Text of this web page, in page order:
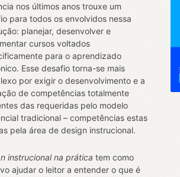
nos últimos anos trouxe um
para todos os envolvidos nessa
planejar, desenvolver e
cursos voltados
para o aprendizado
Esse desafio torna-se mais
por exigir o desenvolvimento e a
de competências totalmente
das requeridas pelo modelo
tradicional – competências estas
pela área de design instrucional.
instrucional na prática tem como
ajudar o leitor a entender o que é